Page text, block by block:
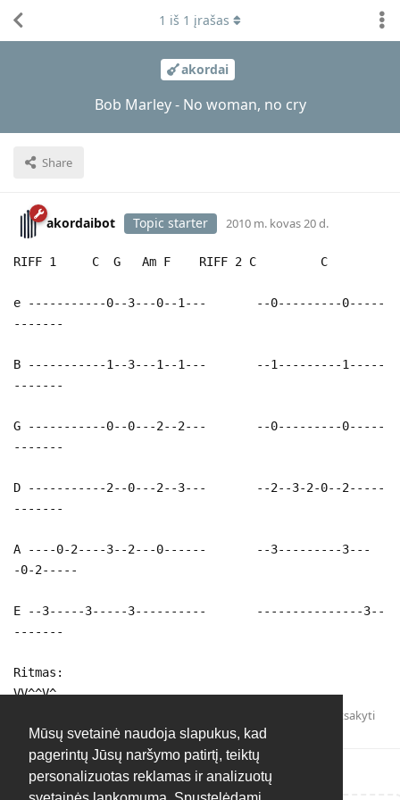
Mūsų svetainė naudoja slapukus, kad
pagerintų Jūsų naršymo patirtį, teiktų
personalizuotas reklamas ir analizuotų
akordai
Bob Marley - No woman, no cry
Share
1 iš 1 įrašas
akordaibot Topic starter 2010 m. kovas 20 d.
RIFF 1 C G Am F RIFF 2 C C
e -----------0--3---0--1--- --0---------0-----
-------
B -----------1--3---1--1--- --1---------1-----
-------
G -----------0--0---2--2--- --0---------0-----
-------
D -----------2--0---2--3--- --2--3-2-0--2-----
-------
A ----0-2----3--2---0------ --3---------3---
-0-2-----
E --3-----3-----3---------- ---------------3--
-------
Ritmas:
VV^^V^
Atsakyti